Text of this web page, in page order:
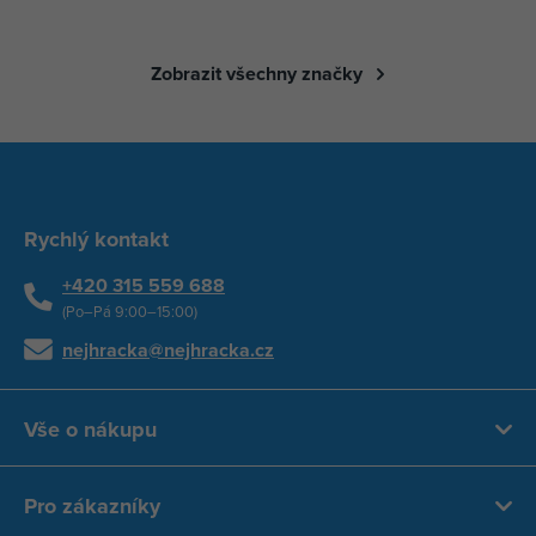
Zobrazit všechny značky
Rychlý kontakt
+420 315 559 688
(Po–Pá 9:00–15:00)
nejhracka@nejhracka.cz
Vše o nákupu
Pro zákazníky